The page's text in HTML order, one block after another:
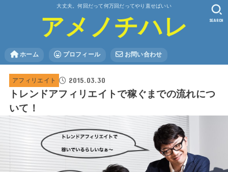
大丈夫。何回だって何万回だってやり直せばいい
アメノチハレ
ホーム プロフィール お問い合わせ
SEARCH
アフィリエイト 2015.03.30
トレンドアフィリエイトで稼ぐまでの流れにつ
いて！